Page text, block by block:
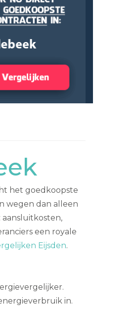
het goedkoopste
wegen dan alleen
een royale
Eijsden.
in.